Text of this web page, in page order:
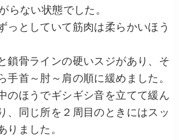
らない状態でした。
っとしていて筋肉は柔らかいほう
鎖骨ラインの硬いスジがあり、そ
手首～肘～肩の順に緩めました。
のほうでギシギシ音を立てて緩ん
、同じ所を２周目のときにはスッ
りました。